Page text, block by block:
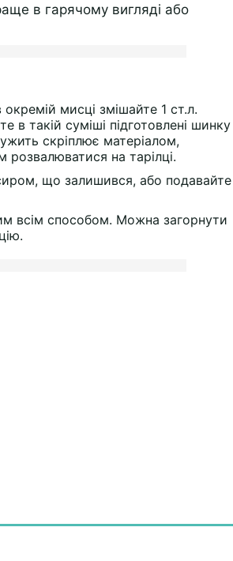
в гарячому вигляді або
мисці змішайте 1 ст.л.
такій суміші підготовлені шинку
скріплює матеріалом,
розвалюватися на тарілці.
що залишився, або подавайте
всім способом. Можна загорнути